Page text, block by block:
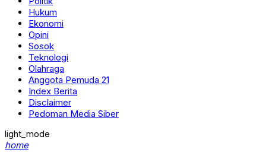
Hukum
Ekonomi
Opini
Sosok
Teknologi
Olahraga
Anggota Pemuda 21
Index Berita
Disclaimer
Pedoman Media Siber
light_mode
home